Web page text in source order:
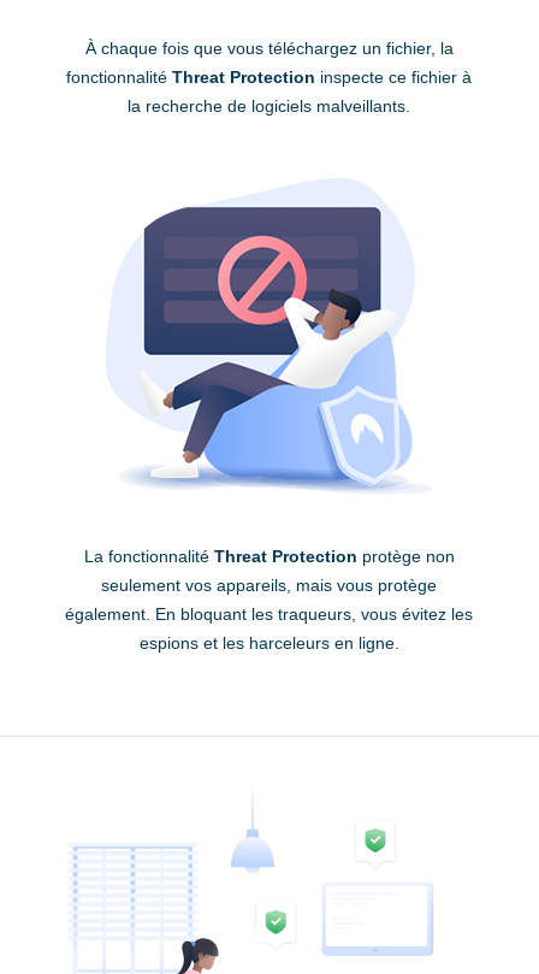
À chaque fois que vous téléchargez un fichier, la
fonctionnalitéThreat Protection inspecte ce fichier à
la recherche de logiciels malveillants.
La fonctionnalité Threat Protection protège non
seulement vos appareils, mais vous protège
également. En bloquant les traqueurs, vous évitez les
espions et les harceleurs en ligne.